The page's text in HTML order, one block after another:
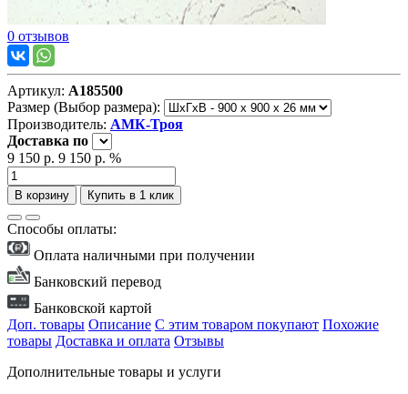
0 отзывов
Артикул: А185500
Размер (Выбор размера):
Производитель: АМК-Троя
Доставка по
9 150 р. 9 150 р. %
В корзину Купить в 1 клик
Способы оплаты:
Оплата наличными при получении
Банковский перевод
Банковской картой
Доп. товары Описание С этим товаром покупают Похожие
товары Доставка и оплата Отзывы
Дополнительные товары и услуги